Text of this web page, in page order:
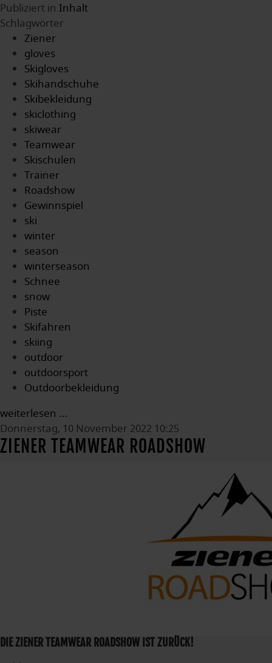
Publiziert in Inhalt
Schlagwörter
Ziener
gloves
Skigloves
Skihandschuhe
Skibekleidung
skiclothing
skiwear
Teamwear
Skischulen
Trainer
Roadshow
Gewinnspiel
ski
winter
season
winterseason
Schnee
snow
Piste
Skifahren
skiing
outdoor
outdoorsport
Outdoorbekleidung
weiterlesen ...
Donnerstag, 10 November 2022 10:25
ZIENER TEAMWEAR ROADSHOW
DIE ZIENER TEAMWEAR ROADSHOW IST ZURÜCK!